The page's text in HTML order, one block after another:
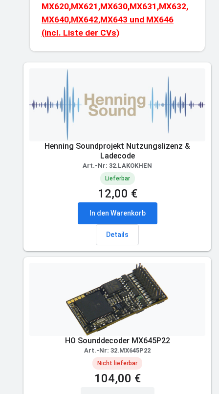
MX620,MX621,MX630,MX631,MX632,
MX640,MX642,MX643 und MX646
(incl. Liste der CVs)
Henning Soundprojekt Nutzungslizenz &
Ladecode
Art.-Nr: 32.LAKOKHEN
Lieferbar
12,00 €
In den Warenkorb
Details
HO Sounddecoder MX645P22
Art.-Nr: 32.MX645P22
Nicht lieferbar
104,00 €